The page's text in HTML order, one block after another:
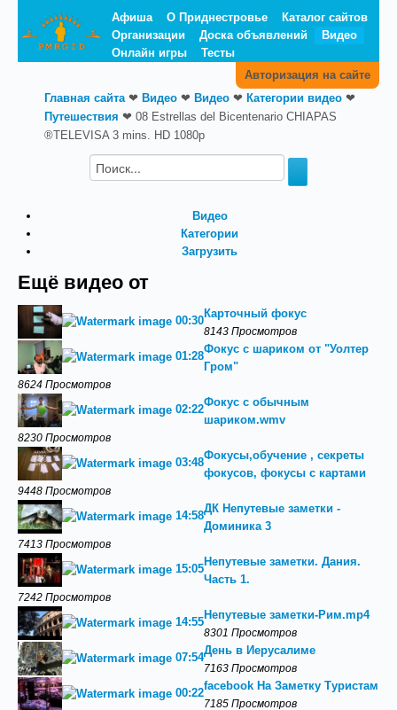
Афиша О Приднестровье
Каталог сайтов
Организации
Доска объявлений
Видео
Онлайн игры
Тесты
Авторизация на сайте
Главная сайта❤ Видео ❤ Видео ❤ Категории видео ❤
Путешествия ❤ 08 Estrellas del Bicentenario CHIAPAS
®TELEVISA 3 mins. HD 1080p
Видео
Категории
Загрузить
Ещё видео от
00:30
Карточный фокус
8143 Просмотров
01:28
Фокус с шариком от "Уолтер
Гром"
8624 Просмотров
02:22
Фокус с обычным
шариком.wmv
8230 Просмотров
03:48
Фокусы,обучение , секреты
фокусов, фокусы с картами
9448 Просмотров
14:58
ДК Непутевые заметки -
Доминика 3
7413 Просмотров
15:05
Непутевые заметки. Дания.
Часть 1.
7242 Просмотров
14:55
Непутевые заметки-Рим.mp4
8301 Просмотров
07:54
День в Иерусалиме
7163 Просмотров
00:22
facebook На Заметку Туристам
7185 Просмотров